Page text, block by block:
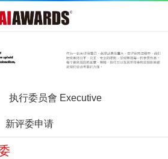
执行委员會 Executive
新评委申请